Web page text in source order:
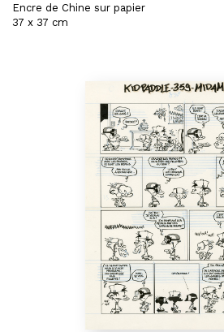
Encre de Chine sur papier
37 x 37 cm